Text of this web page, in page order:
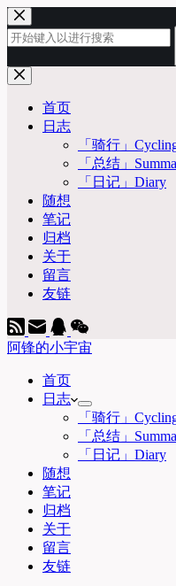
跳
至
内
容
无
首页
日志
「骑行」
「总结」
「日记」Diary
随想
笔记
归档
关于
留言
友链
阿锋的小宇宙
首页
日志
「骑行」
「总结」
「日记」Diary
随想
笔记
归档
关于
留言
友链